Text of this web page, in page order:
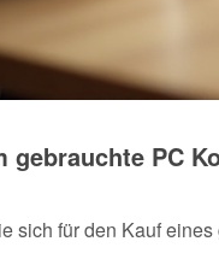
gebrauchte PC
sich für den Kauf